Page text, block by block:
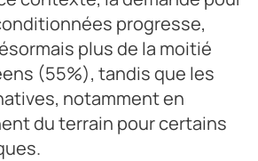
progresse,
plus de la moitié
(55%), tandis que les
notamment en
du terrain pour certains